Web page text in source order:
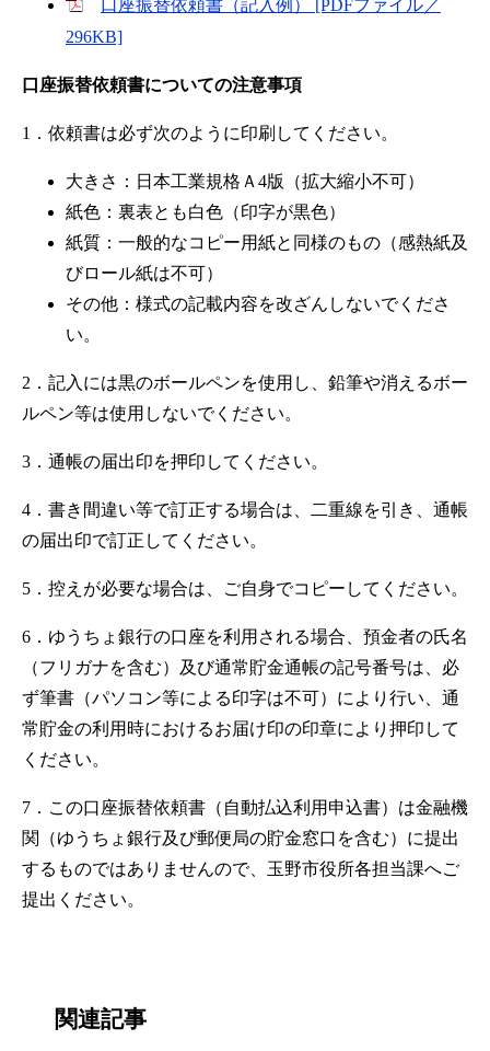
口座振替依頼書（記入例） [PDFファイル／
296KB]
口座振替依頼書についての注意事項
1．依頼書は必ず次のように印刷してください。
大きさ：日本工業規格Ａ4版（拡大縮小不可）
紙色：裏表とも白色（印字が黒色）
紙質：一般的なコピー用紙と同様のもの（感熱紙及
びロール紙は不可）
その他：様式の記載内容を改ざんしないでくださ
い。
2．記入には黒のボールペンを使用し、鉛筆や消えるボー
ルペン等は使用しないでください。
3．通帳の届出印を押印してください。
4．書き間違い等で訂正する場合は、二重線を引き、通帳
の届出印で訂正してください。
5．控えが必要な場合は、ご自身でコピーしてください。
6．ゆうちょ銀行の口座を利用される場合、預金者の氏名
（フリガナを含む）及び通常貯金通帳の記号番号は、必
ず筆書（パソコン等による印字は不可）により行い、通
常貯金の利用時におけるお届け印の印章により押印して
ください。
7．この口座振替依頼書（自動払込利用申込書）は金融機
関（ゆうちょ銀行及び郵便局の貯金窓口を含む）に提出
するものではありませんので、玉野市役所各担当課へご
提出ください。
関連記事